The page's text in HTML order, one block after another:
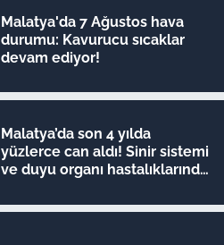
Malatya'da 7 Ağustos hava
durumu: Kavurucu sıcaklar
devam ediyor!
Malatya’da son 4 yılda
yüzlerce can aldı! Sinir sistemi
ve duyu organı hastalıklarında